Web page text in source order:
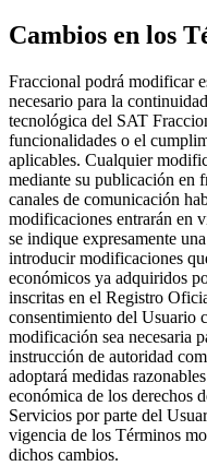
Cambios en los
Fraccional podrá modificar
necesario para la
tecnológica del SAT
funcionalidades o el
aplicables. Cualquier
mediante su publicación en
canales de comunicación
modificaciones entrarán en
se indique expresamente
introducir modificaciones
económicos ya adquiridos
inscritas en el Registro
consentimiento del Usuario
modificación sea necesaria
instrucción de autoridad
adoptará medidas
económica de los derechos
Servicios por parte del
vigencia de los Términos
dichos cambios.